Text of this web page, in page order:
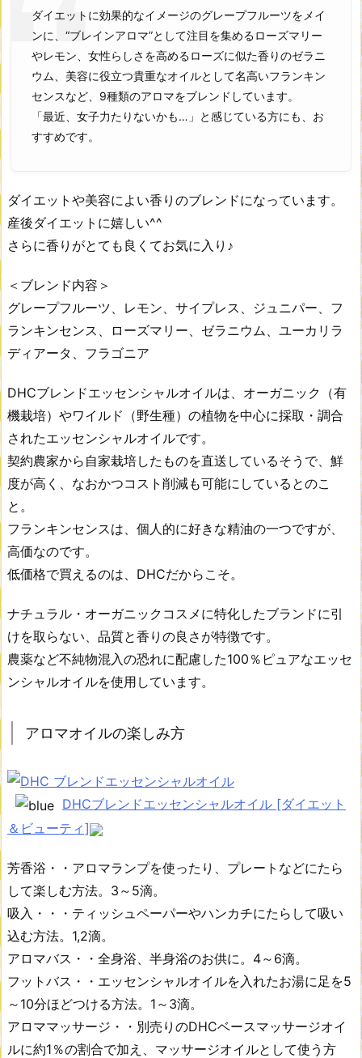
ダイエットに効果的なイメージのグレープフルーツをメイ
ンに、“ブレインアロマ”として注目を集めるローズマリー
やレモン、女性らしさを高めるローズに似た香りのゼラニ
ウム、美容に役立つ貴重なオイルとして名高いフランキン
センスなど、9種類のアロマをブレンドしています。
「最近、女子力たりないかも…」と感じている方にも、お
すすめです。
ダイエットや美容によい香りのブレンドになっています。
産後ダイエットに嬉しい^^
さらに香りがとても良くてお気に入り♪
＜ブレンド内容＞
グレープフルーツ、レモン、サイプレス、ジュニパー、フ
ランキンセンス、ローズマリー、ゼラニウム、ユーカリラ
ディアータ、フラゴニア
DHCブレンドエッセンシャルオイルは、オーガニック（有
機栽培）やワイルド（野生種）の植物を中心に採取・調合
されたエッセンシャルオイルです。
契約農家から自家栽培したものを直送しているそうで、鮮
度が高く、なおかつコスト削減も可能にしているとのこ
と。
フランキンセンスは、個人的に好きな精油の一つですが、
高価なのです。
低価格で買えるのは、DHCだからこそ。
ナチュラル・オーガニックコスメに特化したブランドに引
けを取らない、品質と香りの良さが特徴です。
農薬など不純物混入の恐れに配慮した100％ピュアなエッセ
ンシャルオイルを使用しています。
アロマオイルの楽しみ方
DHCブレンドエッセンシャルオイル [ダイエット
＆ビューティ]
芳香浴・・アロマランプを使ったり、プレートなどにたら
して楽しむ方法。3～5滴。
吸入・・・ティッシュペーパーやハンカチにたらして吸い
込む方法。1,2滴。
アロマバス・・全身浴、半身浴のお供に。4～6滴。
フットバス・・エッセンシャルオイルを入れたお湯に足を5
～10分ほどつける方法。1～3滴。
アロママッサージ・・別売りのDHCベースマッサージオイ
ルに約1％の割合で加え、マッサージオイルとして使う方